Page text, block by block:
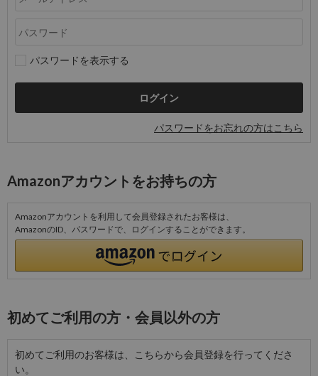
パスワードを表示する
パスワードをお忘れの方はこちら
Amazonアカウントをお持ちの方
Amazonアカウントを利用して会員登録されたお客様は、
AmazonのID、パスワードで、ログインすることができます。
初めてご利用の方・会員以外の方
初めてご利用のお客様は、こちらから会員登録を行ってくださ
い。